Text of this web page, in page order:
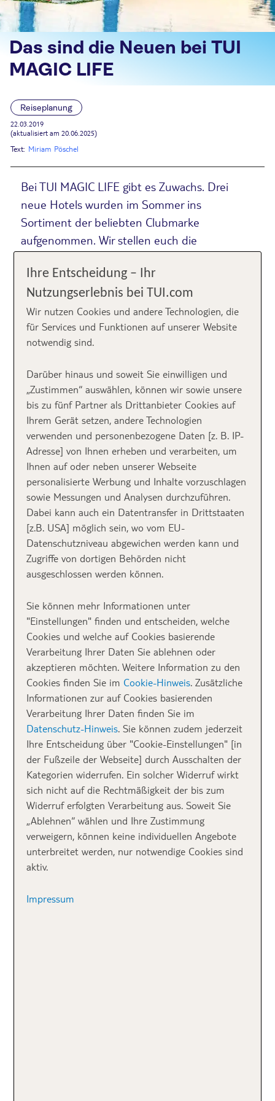
Das sind die Neuen bei TUI
MAGIC LIFE
Reiseplanung
22.03.2019
(aktualisiert am 20.06.2025)
Text: Miriam Pöschel
Bei TUI MAGIC LIFE gibt es Zuwachs. Drei
neue Hotels wurden im Sommer ins
Sortiment der beliebten Clubmarke
aufgenommen. Wir stellen euch die
Der TUI MAGIC LIFE Bodrum –
TÜRKEI
Ab Anfang Mai 2019 wird der neue
Sterne-Club liegt an einem schönen Sand-Kies-Strand
direkt am Meer (Badeschuhe empfehlenswert). Der
hübsche Ort Bodrum befindet sich ganz in der Nähe,
nur 4 Kilometer entfernt. Hier findet ihr diverse
Shoppingmögichkeiten, Bars und Clubs. Eigentlich
müsst ihr den TUI MAGIC LIFE Bodrum aber nicht
verlassen. Die grüne, weitläufige Anlage bietet alles
was das Herz begehrt!
Diesen traumhaften Anblick könnt ihr vom Infinitypool des TUI MAGIC
LIFE Bodrum aus genießen.
Die schöne Anlage des TUI MAGIC LIFE Bodrum in der Türkei.
Ihre Entscheidung – Ihr
Nutzungserlebnis bei TUI.com
Wir nutzen Cookies und andere Technologien, die
für Services und Funktionen auf unserer Website
notwendig sind.
Darüber hinaus und soweit Sie einwilligen und
„Zustimmen“ auswählen, können wir sowie unsere
bis zu fünf Partner als Drittanbieter Cookies auf
Ihrem Gerät setzen, andere Technologien
verwenden und personenbezogene Daten [z. B. IP-
Adresse] von Ihnen erheben und verarbeiten, um
Ihnen auf oder neben unserer Webseite
personalisierte Werbung und Inhalte vorzuschlagen
sowie Messungen und Analysen durchzuführen.
Dabei kann auch ein Datentransfer in Drittstaaten
[z.B. USA] möglich sein, wo vom EU-
Datenschutzniveau abgewichen werden kann und
Zugriffe von dortigen Behörden nicht
ausgeschlossen werden können.
Sie können mehr Informationen unter
"Einstellungen" finden und entscheiden, welche
Cookies und welche auf Cookies basierende
Verarbeitung Ihrer Daten Sie ablehnen oder
akzeptieren möchten. Weitere Information zu den
Cookies finden Sie im Cookie-Hinweis. Zusätzliche
Informationen zur auf Cookies basierenden
Verarbeitung Ihrer Daten finden Sie im
Datenschutz-Hinweis. Sie können zudem jederzeit
Ihre Entscheidung über "Cookie-Einstellungen" [in
der Fußzeile der Webseite] durch Ausschalten der
Kategorien widerrufen. Ein solcher Widerruf wirkt
sich nicht auf die Rechtmäßigkeit der bis zum
Widerruf erfolgten Verarbeitung aus. Soweit Sie
„Ablehnen“ wählen und Ihre Zustimmung
verweigern, können keine individuellen Angebote
unterbreitet werden, nur notwendige Cookies sind
aktiv.
Impressum